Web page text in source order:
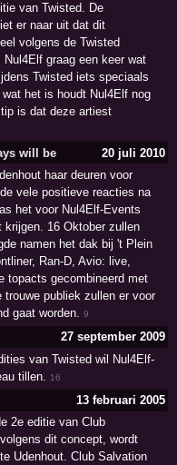
van Twisted. De
er naar uit dat dit
volgens de Twisted
graag een keer wat
Twisted iets speciaals
het is houdt Nul4Elf nog
is dat deze artiest
will be
20 juli 2010
haar deuren voor
vele positieve reacties na
het voor Nul4Elf-Events
16 Oktober zullen
namen het dak bij 't Plein
Ran-D, Avio: live,
topacts gecombineerd met
publiek zullen er voor
gaat worden.9
27 september 2009
van Twisted wil Nul4Elf-
tillen.
16
13 februari 2005
2e editie van Club
dit concept, wordt
Udenhout. Club Salvation